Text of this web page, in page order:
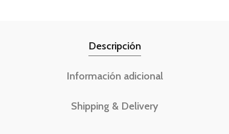
Descripción
Información adicional
Shipping & Delivery